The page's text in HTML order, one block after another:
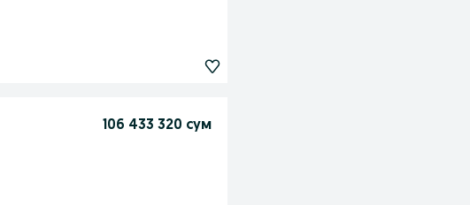
106 433 320 сум